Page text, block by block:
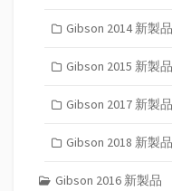
Gibson 2014 新製品
Gibson 2015 新製品
Gibson 2017 新製品
Gibson 2018 新製品
Gibson 2016 新製品